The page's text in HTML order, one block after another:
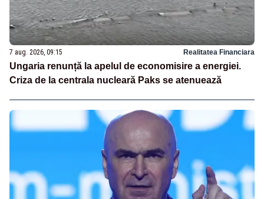
7 aug. 2026, 09:15 Realitatea Financiara
Ungaria renunță la apelul de economisire a energiei.
Criza de la centrala nucleară Paks se atenuează